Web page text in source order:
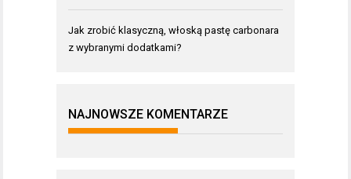
Jak zrobić klasyczną, włoską pastę carbonara
z wybranymi dodatkami?
NAJNOWSZE KOMENTARZE